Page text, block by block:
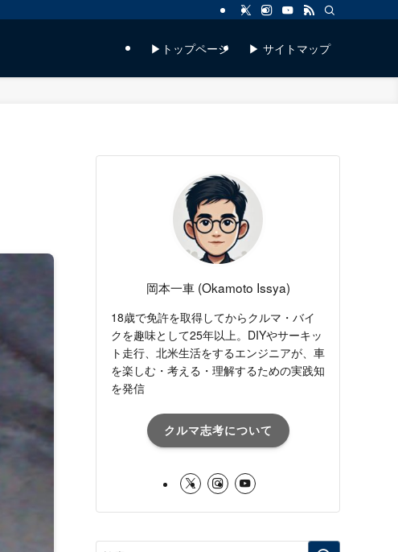
▶トップページ ▶ サイトマップ
岡本一車 (Okamoto Issya)
18歳で免許を取得してからクルマ・バイ
クを趣味として25年以上。DIYやサーキッ
ト走行、北米生活をするエンジニアが、車
を楽しむ・考える・理解するための実践知
を発信
クルマ志考について